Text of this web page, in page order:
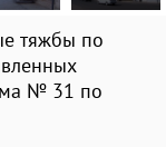
тяжбы по
№ 31 по